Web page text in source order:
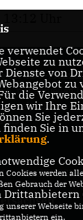
der CDU-
mit aktuellen
in
verwendet
zu
Dienste von
zu
die
wir Ihre
Sie
Sie in
.
Cookies werden
Gebrauch der
Drittanbietern
unserer Webseite
ein.